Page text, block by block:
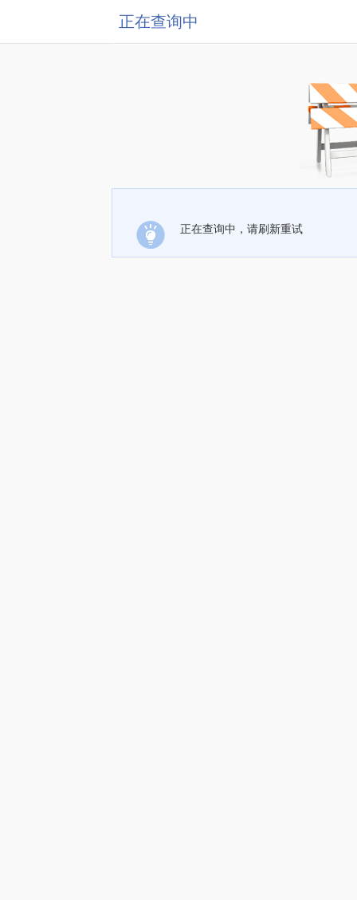
正在查询中
正在查询中，请刷新重试